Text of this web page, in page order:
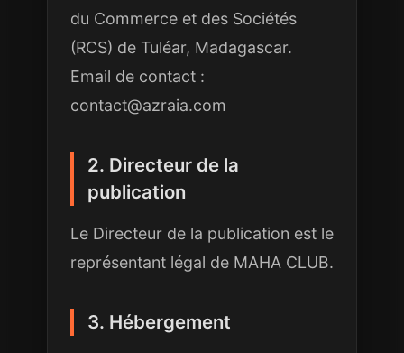
du Commerce et des Sociétés
(RCS) de Tuléar, Madagascar.
Email de contact :
contact@azraia.com
2. Directeur de la
publication
Le Directeur de la publication est le
représentant légal de MAHA CLUB.
3. Hébergement